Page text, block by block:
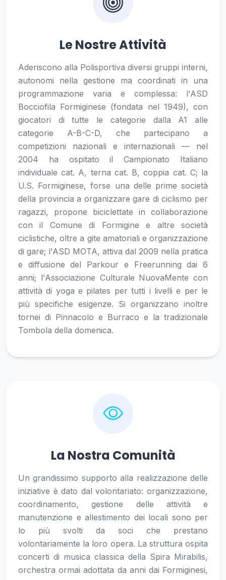
Le Nostre Attività
Aderiscono alla Polisportiva diversi gruppi interni,
autonomi nella gestione ma coordinati in una
programmazione varia e complessa: l'ASD
Bocciofila Formiginese (fondata nel 1949), con
giocatori di tutte le categorie dalla A1 alle
categorie A-B-C-D, che partecipano a
competizioni nazionali e internazionali — nel
2004 ha ospitato il Campionato Italiano
individuale cat. A, terna cat. B, coppia cat. C; la
U.S. Formiginese, forse una delle prime società
della provincia a organizzare gare di ciclismo per
ragazzi, propone biciclettate in collaborazione
con il Comune di Formigine e altre società
ciclistiche, oltre a gite amatoriali e organizzazione
di gare; l'ASD MOTA, attiva dal 2009 nella pratica
e diffusione del Parkour e Freerunning dai 6
anni; l'Associazione Culturale NuovaMente con
attività di yoga e pilates per tutti i livelli e per le
più specifiche esigenze. Si organizzano inoltre
tornei di Pinnacolo e Burraco e la tradizionale
Tombola della domenica.
La Nostra Comunità
Un grandissimo supporto alla realizzazione delle
iniziative è dato dal volontariato: organizzazione,
coordinamento, gestione delle attività e
manutenzione e allestimento dei locali sono per
lo più svolti da soci che prestano
volontariamente la loro opera. La struttura ospita
concerti di musica classica della Spira Mirabilis,
orchestra ormai adottata da anni dai Formiginesi,